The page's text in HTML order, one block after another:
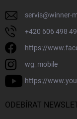
servis@winner-
+420 606 498
https://
wg_mobile
https://
ODEBÍRAT